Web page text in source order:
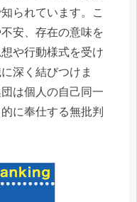
られています。こ
安、存在の意味を
や行動様式を受け
深く結びつけま
は個人の自己同一
に奉仕する無批判